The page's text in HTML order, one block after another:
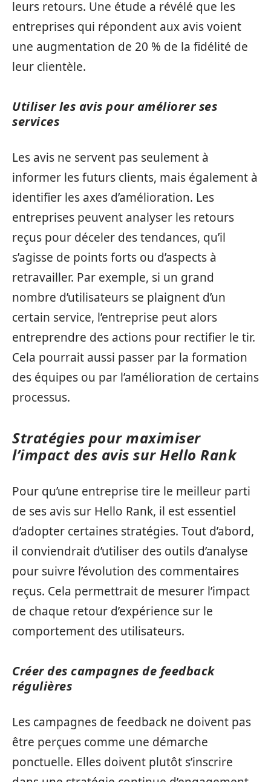
leurs retours. Une étude a révélé que les
entreprises qui répondent aux avis voient
une augmentation de 20 % de la fidélité de
leur clientèle.
Utiliser les avis pour améliorer ses
services
Les avis ne servent pas seulement à
informer les futurs clients, mais également à
identifier les axes d’amélioration. Les
entreprises peuvent analyser les retours
reçus pour déceler des tendances, qu’il
s’agisse de points forts ou d’aspects à
retravailler. Par exemple, si un grand
nombre d’utilisateurs se plaignent d’un
certain service, l’entreprise peut alors
entreprendre des actions pour rectifier le tir.
Cela pourrait aussi passer par la formation
des équipes ou par l’amélioration de certains
processus.
Stratégies pour maximiser
l’impact des avis sur Hello Rank
Pour qu’une entreprise tire le meilleur parti
de ses avis sur Hello Rank, il est essentiel
d’adopter certaines stratégies. Tout d’abord,
il conviendrait d’utiliser des outils d’analyse
pour suivre l’évolution des commentaires
reçus. Cela permettrait de mesurer l’impact
de chaque retour d’expérience sur le
comportement des utilisateurs.
Créer des campagnes de feedback
régulières
Les campagnes de feedback ne doivent pas
être perçues comme une démarche
ponctuelle. Elles doivent plutôt s’inscrire